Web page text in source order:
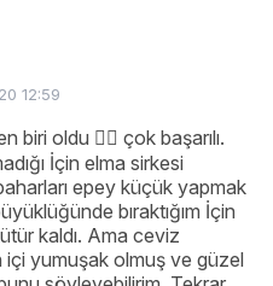
12:59
biri oldu 👌🏻 çok başarılı.
İçin elma sirkesi
epey küçük yapmak
bıraktığım İçin
kaldı. Ama ceviz
içi yumuşak olmuş ve güzel